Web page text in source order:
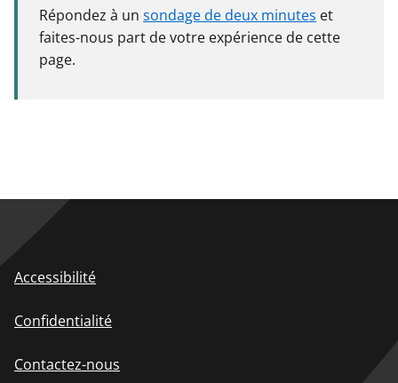
Répondez à un sondage de deux minutes et
faites-nous part de votre expérience de cette
page.
Accessibilité
Confidentialité
Contactez-nous